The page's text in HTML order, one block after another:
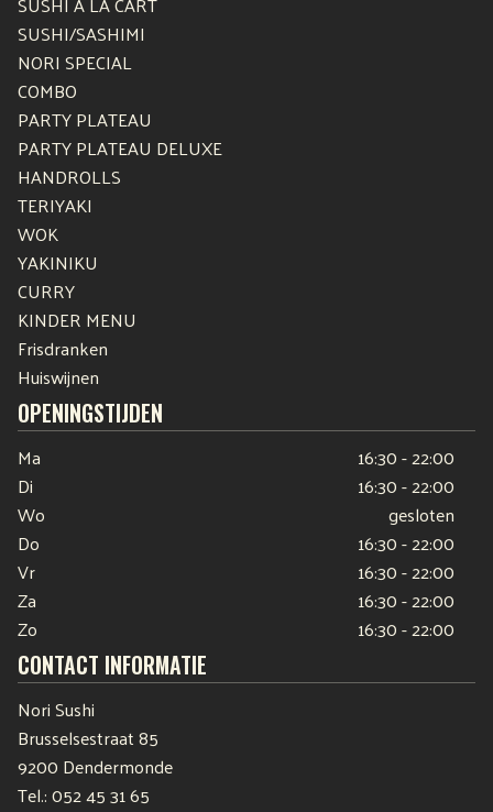
SUSHI/SASHIMI
NORI SPECIAL
COMBO
PARTY PLATEAU
PARTY PLATEAU DELUXE
HANDROLLS
TERIYAKI
WOK
YAKINIKU
CURRY
KINDER MENU
Frisdranken
Huiswijnen
OPENINGSTIJDEN
Ma
16:30 - 22:00
Di
16:30 - 22:00
Wo
gesloten
Do
16:30 - 22:00
Vr
16:30 - 22:00
Za
16:30 - 22:00
Zo
16:30 - 22:00
CONTACT INFORMATIE
Nori Sushi
Brusselsestraat 85
9200 Dendermonde
Tel.:052 45 31 65